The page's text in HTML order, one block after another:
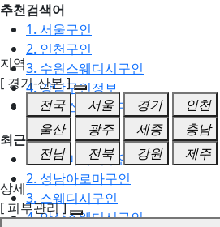
추천검색어
1. 서울구인
2. 인천구인
3. 수원스웨디시구인
4. 강남구인정보
5. 동탄스웨디시구인
최근검색어
1. 일산마사지구인
2. 성남아로마구인
3. 스웨디시구인
4. 안산스웨디시구인
지역
[ 경기-산본 ]
전국
서울 경기 인천
울산
광주 세종 충남
전남
전북 강원
제주
상세
[ 피부관리 ]